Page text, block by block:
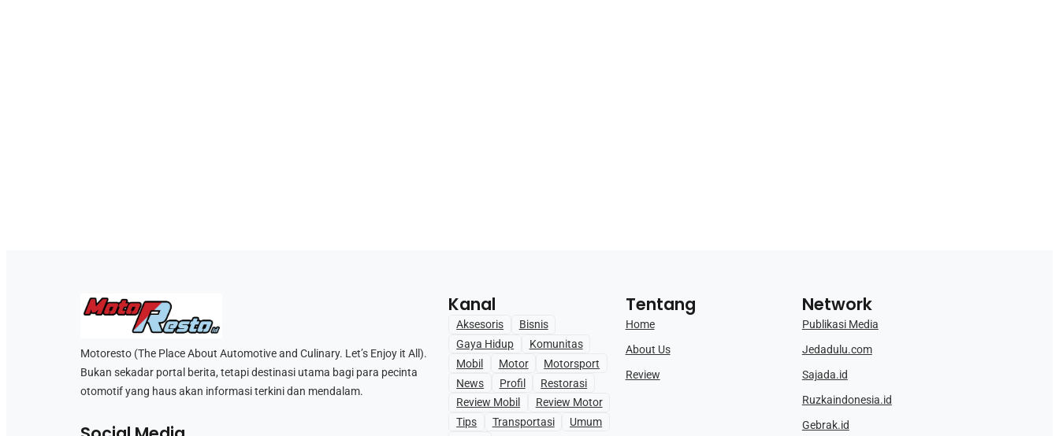
Motoresto (The Place About Automotive and Culinary. Let’s Enjoy it All).
Bukan sekadar portal berita, tetapi destinasi utama bagi para pecinta
otomotif yang haus akan informasi terkini dan mendalam.
Kanal
Aksesoris
Bisnis
Gaya Hidup
Komunitas
Mobil
Motor
Motorsport
News
Profil
Restorasi
Review Mobil
Review Motor
Tips
Transportasi
Umum
Tentang
Home
About Us
Review
Network
Publikasi Media
Jedadulu.com
Sajada.id
Ruzkaindonesia.id
Gebrak.id